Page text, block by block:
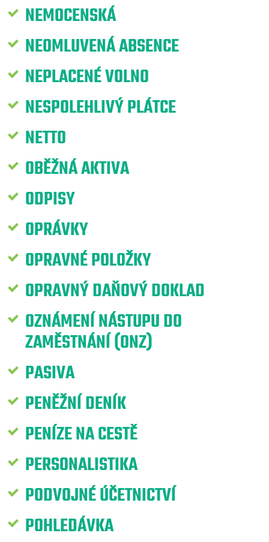
NEMOCENSKÁ
NEOMLUVENÁ ABSENCE
NEPLACENÉ VOLNO
NESPOLEHLIVÝ PLÁTCE
NETTO
OBĚŽNÁ AKTIVA
ODPISY
OPRÁVKY
OPRAVNÉ POLOŽKY
OPRAVNÝ DAŇOVÝ DOKLAD
OZNÁMENÍ NÁSTUPU DO
ZAMĚSTNÁNÍ (ONZ)
PASIVA
PENĚŽNÍ DENÍK
PENÍZE NA CESTĚ
PERSONALISTIKA
PODVOJNÉ ÚČETNICTVÍ
POHLEDÁVKA